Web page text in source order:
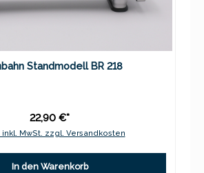
Standmodell BR 218
22,90 €*
inkl. MwSt. zzgl. Versandkosten
In den Warenkorb